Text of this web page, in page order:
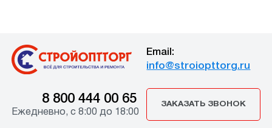
Email:
info@stroiopttorg.ru
8 800 444 00 65
Ежедневно, с 8:00 до 18:00
ЗАКАЗАТЬ ЗВОНОК